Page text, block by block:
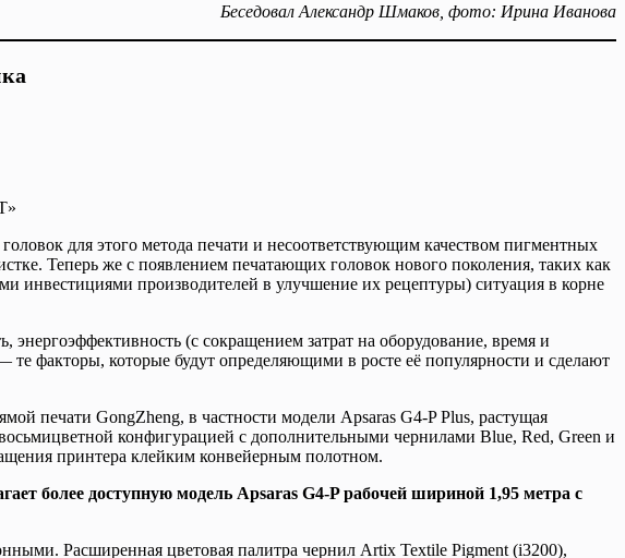
Беседовал Александр Шмаков, фото: Ирина Иванова
для этого метода печати и несоответствующим качеством пигментных
Теперь же с появлением печатающих головок нового поколения, таких как
инвестициями производителей в улучшение их рецептуры) ситуация в корне
(с сокращением затрат на оборудование, время и
те факторы, которые будут определяющими в росте её популярности и сделают
печати GongZheng, в частности модели Apsaras G4-P Plus, растущая
конфигурацией с дополнительными чернилами Blue, Red, Green и
принтера клейким конвейерным полотном.
более доступную модель Apsaras G4-P рабочей шириной 1,95 метра с
Расширенная цветовая палитра чернил Artix Textile Pigment (i3200),